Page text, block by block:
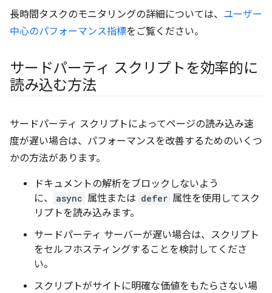
長時間タスクのモニタリングの詳細については、 ユーザー
中心のパフォーマンス指標をご覧ください。
サードパーティ スクリプトを効率的に
読み込む方法
サードパーティ スクリプトによってページの読み込み速
度が遅い場合は、パフォーマンスを改善するためのいくつ
かの方法があります。
ドキュメントの解析をブロックしないよう
に、
async 属性または defer 属性を使用してスク
リプトを読み込みます。
サードパーティ サーバーが遅い場合は、スクリプト
をセルフホスティングすることを検討してくださ
い。
スクリプトがサイトに明確な価値をもたらさない場